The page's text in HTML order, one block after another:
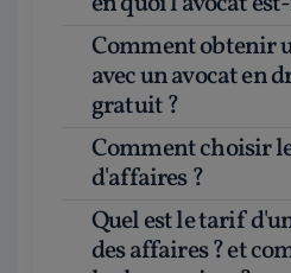
Comment obtenir un rendez-vous
avec un avocat en
gratuit ?
Comment choisir le bon avocat
d'affaires ?
Quel est le tarif d'un avocat en droit
des affaires ? et